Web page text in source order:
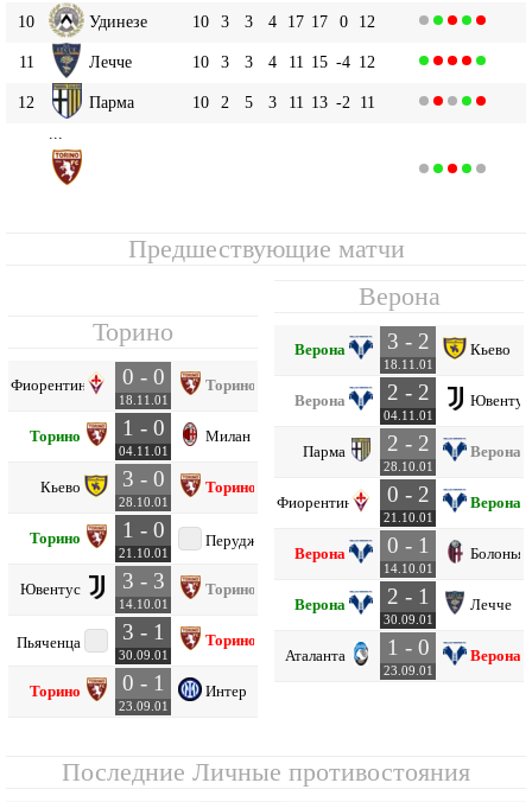
10 Удинезе 10 3 3 4 17 17 0 12
11 Лечче 10 3 3 4 11 15 -4 12
12 Парма 10 2 5 3 11 13 -2
11
Предшествующие матчи
Торино
Фиорентина 0 - 0
18.11.01
Торино
Торино 1 - 0
04.11.01
Милан
Кьево 3 - 0
28.10.01
Торино
Торино 1 - 0
21.10.01
Перуджа
Ювентус 3 - 3
14.10.01
Торино
Пьяченца 3 - 1
30.09.01
Торино
Торино 0 - 1
23.09.01
Интер
Верона
Верона 3 - 2
18.11.01
Кьево
Верона 2 - 2
04.11.01
Ювентус
Парма 2 - 2
28.10.01
Верона
Фиорентина 0 - 2
21.10.01
Верона
Верона 0 - 1
14.10.01
Болонья
Верона 2 - 1
30.09.01
Лечче
Аталанта 1 - 0
23.09.01
Верона
Последние Личные противостояния